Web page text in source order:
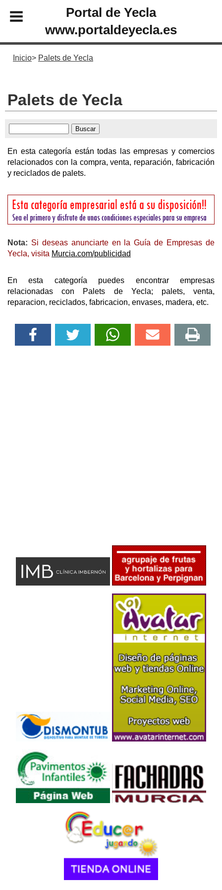
Portal de Yecla
www.portaldeyecla.es
Inicio Palets de Yecla
Palets de Yecla
En esta categoría están todas las empresas y comercios
relacionados con la compra, venta, reparación, fabricación
y reciclados de palets.
Nota: Si deseas anunciarte en la Guía de Empresas de
Yecla, visita Murcia.com/publicidad
En esta categoría puedes encontrar empresas
relacionadas con Palets de Yecla; palets, venta,
reparacion, reciclados, fabricacion, envases, madera, etc.